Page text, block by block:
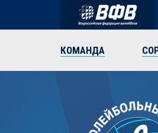
КОМАНДА